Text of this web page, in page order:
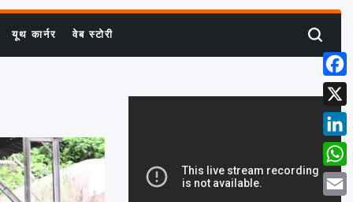
यूथ कार्नर वेब स्टोरी Search
X